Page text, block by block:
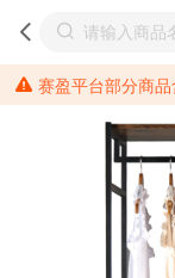
赛盈平台部分商品含有相关成分元素，请各位分销商需提前了解产品材质情况，并针对其做好相关的风险把控，以免造成不必要的损失。 *美国加州65法案进一步规定了对于仅包含致癌物质，仅包含致生殖毒性物质，同时包含致癌物质和致生殖毒性物质，亦或是包含某一物质即为致癌物质又为致生殖毒性物质的产品